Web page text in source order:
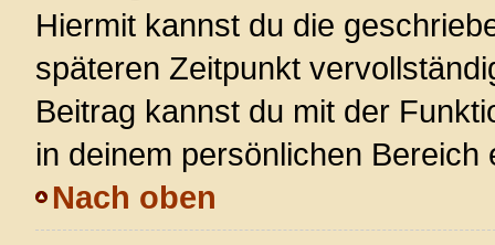
Hiermit kannst du die
späteren Zeitpunkt
Beitrag kannst du mit der
in deinem persönlichen Bereich
Nach oben